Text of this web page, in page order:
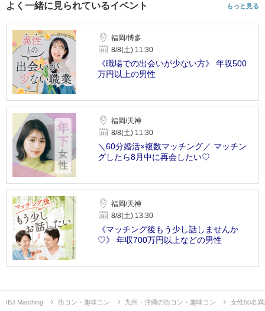
よく一緒に見られているイベント もっと見る
福岡/博多
8/8(土) 11:30
《職場での出会いが少ない方》 年収500
万円以上の男性
福岡/天神
8/8(土) 11:30
＼60分婚活×複数マッチング／ マッチン
グしたら8月中に再会したい♡
福岡/天神
8/8(土) 13:30
《マッチング後もう少し話しませんか
♡》 年収700万円以上などの男性
IBJ Matching 街コン・趣味コン 九州・沖縄の街コン・趣味コン 女性50名